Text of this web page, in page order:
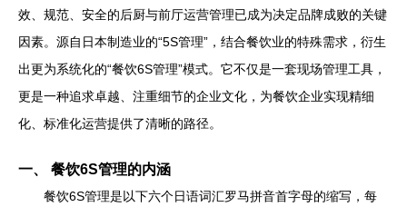
效、规范、安全的后厨与前厅运营管理已成为决定品牌成败的关键
因素。源自日本制造业的“5S管理”，结合餐饮业的特殊需求，衍生
出更为系统化的“餐饮6S管理”模式。它不仅是一套现场管理工具，
更是一种追求卓越、注重细节的企业文化，为餐饮企业实现精细
化、标准化运营提供了清晰的路径。
一、 餐饮6S管理的内涵
餐饮6S管理是以下六个日语词汇罗马拼音首字母的缩写，每